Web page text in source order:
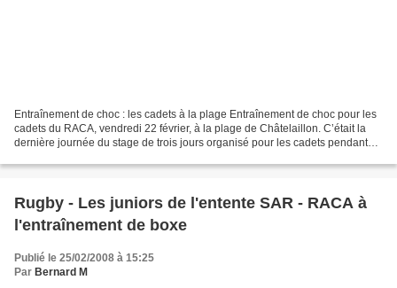
Entraînement de choc : les cadets à la plage Entraînement de choc pour les
cadets du RACA, vendredi 22 février, à la plage de Châtelaillon. C’était la
dernière journée du stage de trois jours organisé pour les cadets pendant
Rugby - Les juniors de l'entente SAR - RACA à
l'entraînement de boxe
Publié le 25/02/2008 à 15:25
Par Bernard M